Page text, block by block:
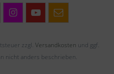
zzgl. Versandkosten und ggf.
nicht anders beschrieben.